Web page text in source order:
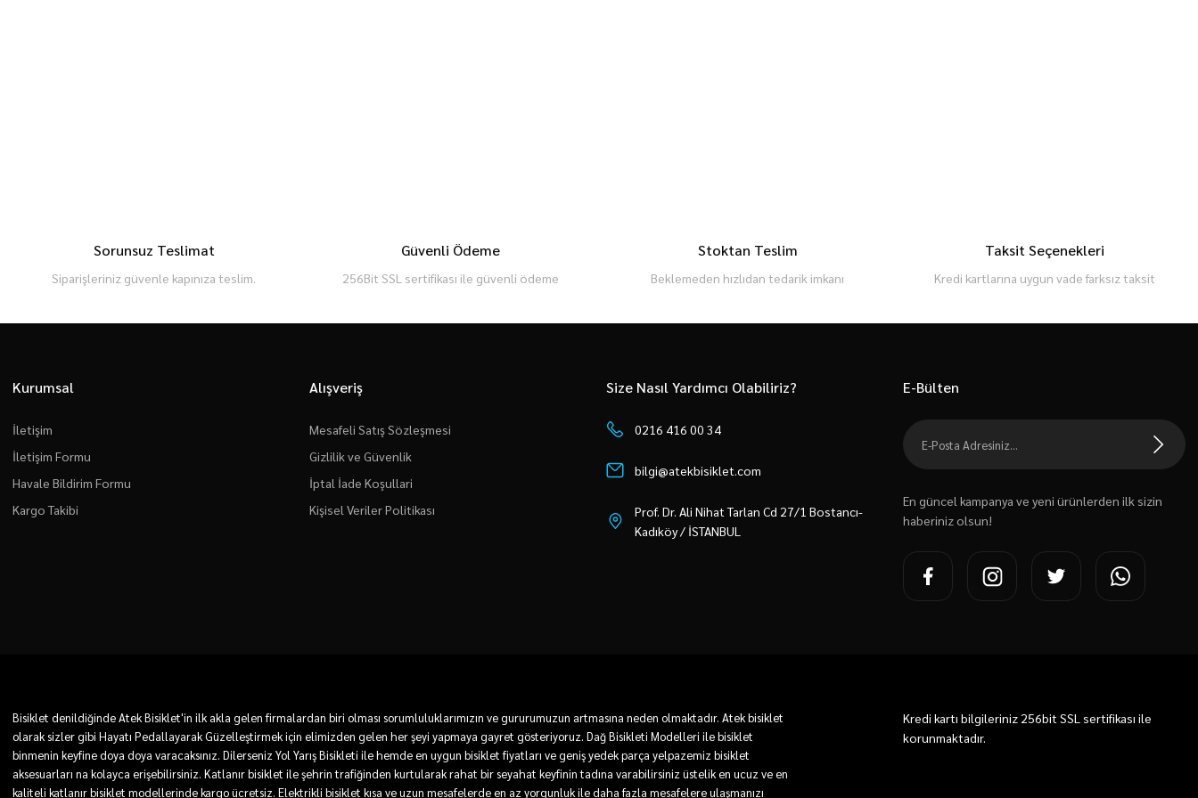
Sorunsuz Teslimat
Siparişleriniz güvenle kapınıza teslim.
Güvenli Ödeme
256Bit SSL sertifikası ile güvenli ödeme
Stoktan Teslim
Beklemeden hızlıdan tedarik imkanı
Taksit Seçenekleri
Kredi kartlarına uygun vade farksız taksit
Kurumsal
İletişim
İletişim Formu
Havale Bildirim Formu
Kargo Takibi
Alışveriş
Mesafeli Satış Sözleşmesi
Gizlilik ve Güvenlik
İptal İade Koşullari
Kişisel Veriler Politikası
Size Nasıl Yardımcı Olabiliriz?
0216 416 00 34
bilgi@atekbisiklet.com
Prof. Dr. Ali Nihat Tarlan Cd 27/1 Bostancı-
Kadıköy / İSTANBUL
E-Bülten
En güncel kampanya ve yeni ürünlerden ilk sizin
haberiniz olsun!
Bisiklet denildiğinde Atek Bisiklet'in ilk akla gelen firmalardan biri olması sorumluluklarımızın ve gururumuzun artmasına neden olmaktadır. Atek bisiklet
olarak sizler gibi Hayatı Pedallayarak Güzelleştirmek için elimizden gelen her şeyi yapmaya gayret gösteriyoruz. Dağ Bisikleti Modelleri ile bisiklet
binmenin keyfine doya doya varacaksınız. Dilerseniz Yol Yarış Bisikleti ile hemde en uygun bisiklet fiyatları ve geniş yedek parça yelpazemiz bisiklet
aksesuarları na kolayca erişebilirsiniz. Katlanır bisiklet ile şehrin trafiğinden kurtularak rahat bir seyahat keyfinin tadına varabilirsiniz üstelik en ucuz ve en
kaliteli katlanır bisiklet modellerinde kargo ücretsiz. Elektrikli bisiklet kısa ve uzun mesafelerde en az yorgunluk ile daha fazla mesafelere ulaşmanızı
Kredi kartı bilgileriniz 256bit SSL sertifikası ile
korunmaktadır.